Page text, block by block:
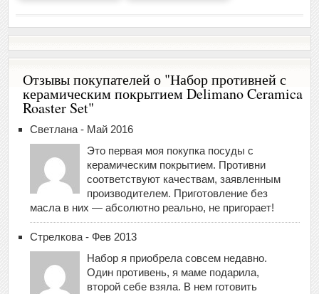
Отзывы покупателей о "Набор противней с
керамическим покрытием Delimano Ceramica
Roaster Set"
Cветлана - Май 2016
Это первая моя покупка посуды с
керамическим покрытием. Противни
соответствуют качествам, заявленным
производителем. Приготовление без
масла в них — абсолютно реально, не пригорает!
Стрелкова - Фев 2013
Набор я приобрела совсем недавно.
Один противень, я маме подарила,
второй себе взяла. В нем готовить